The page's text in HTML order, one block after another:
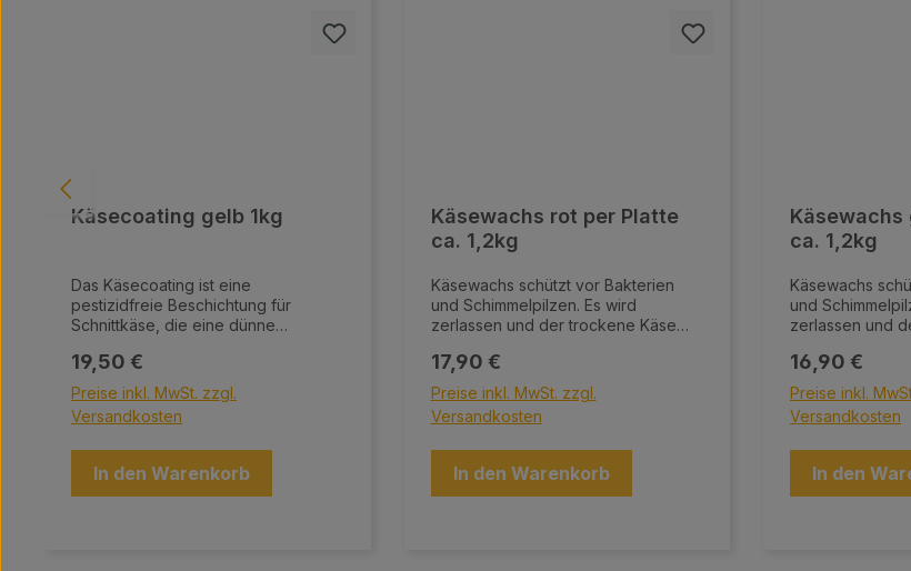
Käsecoating gelb 1kg
Das Käsecoating ist eine
pestizidfreie Beschichtung für
Schnittkäse, die eine dünne
bildet. Sie hält Fremdkörper und
Keime fern, während der
Reifeprozess des Käses ungestört
fortgesetzt werden kann.
Regulärer Preis:
19,50 €
Preise inkl. MwSt. zzgl.
Versandkosten
In den Warenkorb
Käsewachs rot per Platte
ca. 1,2kg
Käsewachs schützt vor Bakterien
und Schimmelpilzen. Es wird
zerlassen und der trockene Käse
eingetaucht. Das Wachs wird in
Blöcken zu ca. 1,2 kg in den Farben
Farblos, Gelb und Rot ausgeliefert.
Regulärer Preis:
17,90 €
Preise inkl. MwSt. zzgl.
Versandkosten
In den Warenkorb
Käsewachs
ca. 1,2kg
Käsewachs
und
zerlassen und
eingetaucht. Das Wachs wird in
Blöcken zu ca.
Farblos, Gelb
Regulärer
16,90 €
Preise inkl.
Versandkosten
In den